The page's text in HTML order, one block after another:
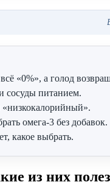
«0%», а голод
сосуды питанием.
омега-3 без добавок.
какое выбрать.
из них